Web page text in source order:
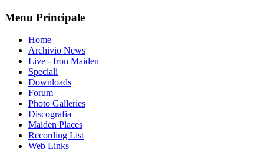
Menu Principale
Home
Archivio News
Live - Iron Maiden
Speciali
Downloads
Forum
Photo Galleries
Discografia
Maiden Places
Recording List
Web Links